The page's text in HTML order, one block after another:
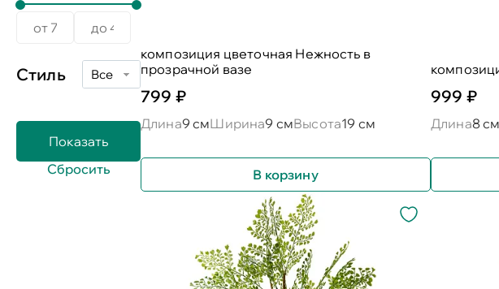
Стиль Все
композиция цветочная Нежность в
прозрачной вазе
799 ₽
Длина9 смШирина9 смВысота19 см
В корзину
999 ₽
Длина8 см